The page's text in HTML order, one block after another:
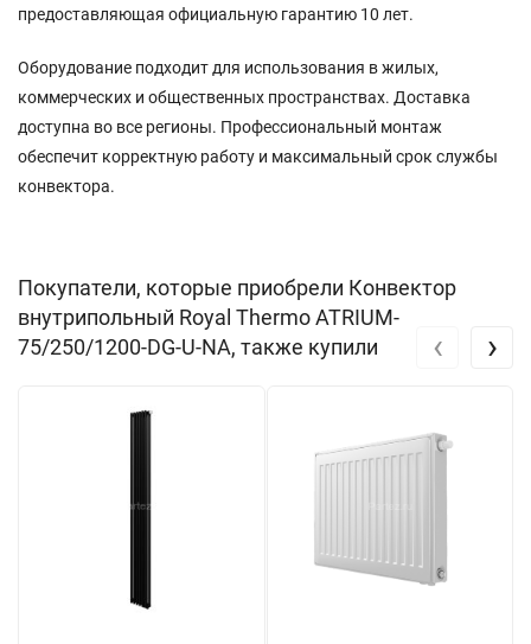
предоставляющая официальную гарантию 10 лет.
Оборудование подходит для использования в жилых,
коммерческих и общественных пространствах. Доставка
доступна во все регионы. Профессиональный монтаж
обеспечит корректную работу и максимальный срок службы
конвектора.
Покупатели, которые приобрели Конвектор
внутрипольный Royal Thermo ATRIUM-
75/250/1200-DG-U-NA, также купили
‹ ›